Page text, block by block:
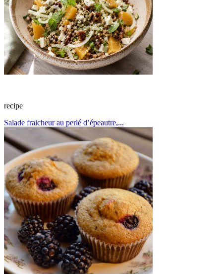
recipe
Salade fraicheur au perlé d’épeautre,...